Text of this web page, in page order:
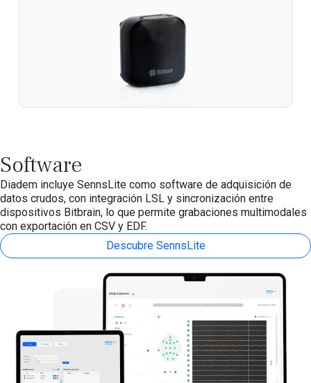
Software
Diadem incluye SennsLite como software de adquisición de
datos crudos, con integración LSL y sincronización entre
dispositivos Bitbrain, lo que permite grabaciones multimodales
con exportación en CSV y EDF.
Descubre SennsLite